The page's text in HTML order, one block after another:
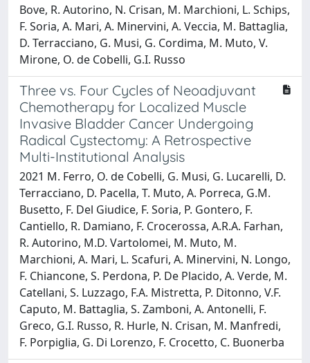
Bove, R. Autorino, N. Crisan, M. Marchioni, L. Schips,
F. Soria, A. Mari, A. Minervini, A. Veccia, M. Battaglia,
D. Terracciano, G. Musi, G. Cordima, M. Muto, V.
Mirone, O. de Cobelli, G.I. Russo
Three vs. Four Cycles of Neoadjuvant
Chemotherapy for Localized Muscle
Invasive Bladder Cancer Undergoing
Radical Cystectomy: A Retrospective
Multi-Institutional Analysis
2021 M. Ferro, O. de Cobelli, G. Musi, G. Lucarelli, D.
Terracciano, D. Pacella, T. Muto, A. Porreca, G.M.
Busetto, F. Del Giudice, F. Soria, P. Gontero, F.
Cantiello, R. Damiano, F. Crocerossa, A.R.A. Farhan,
R. Autorino, M.D. Vartolomei, M. Muto, M.
Marchioni, A. Mari, L. Scafuri, A. Minervini, N. Longo,
F. Chiancone, S. Perdona, P. De Placido, A. Verde, M.
Catellani, S. Luzzago, F.A. Mistretta, P. Ditonno, V.F.
Caputo, M. Battaglia, S. Zamboni, A. Antonelli, F.
Greco, G.I. Russo, R. Hurle, N. Crisan, M. Manfredi,
F. Porpiglia, G. Di Lorenzo, F. Crocetto, C. Buonerba